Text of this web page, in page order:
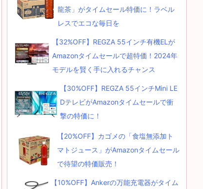
龍茶」がタイムセール特価に！ラベル
レスでエコな毎日を
【32%OFF】REGZA 55インチ有機ELが
Amazonタイムセールで超特価！2024年
モデルを賢く手に入れるチャンス
【30%OFF】REGZA 55インチMini LE
DテレビがAmazonタイムセールで衝
撃の特価に！
【20%OFF】カゴメの「食塩無添加ト
マトジュース」がAmazonタイムセール
で待望の特価販売！
【10%OFF】Ankerの万能充電器がタイム